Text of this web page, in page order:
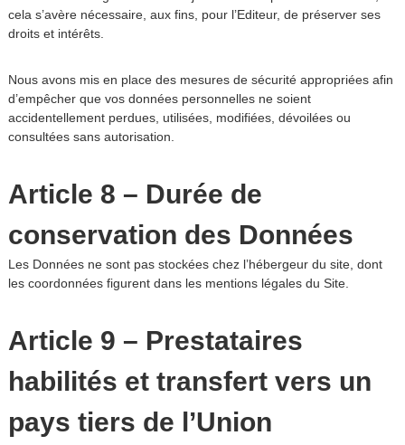
cela s’avère nécessaire, aux fins, pour l’Editeur, de préserver ses
droits et intérêts.
Nous avons mis en place des mesures de sécurité appropriées afin
d’empêcher que vos données personnelles ne soient
accidentellement perdues, utilisées, modifiées, dévoilées ou
consultées sans autorisation.
Article 8 – Durée de
conservation des Données
Les Données ne sont pas stockées chez l’hébergeur du site, dont
les coordonnées figurent dans les mentions légales du Site.
Article 9 – Prestataires
habilités et transfert vers un
pays tiers de l’Union